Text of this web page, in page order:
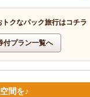
クなパック旅行はコチラ
付プラン一覧へ
間を♪